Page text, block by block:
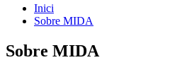
Inici
Sobre MIDA
Sobre MIDA